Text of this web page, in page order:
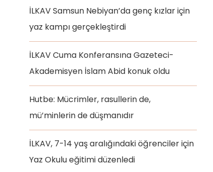
İLKAV Samsun Nebiyan’da genç kızlar için
yaz kampı gerçekleştirdi
İLKAV Cuma Konferansına Gazeteci-
Akademisyen İslam Abid konuk oldu
Hutbe: Mücrimler, rasullerin de,
mü’minlerin de düşmanıdır
İLKAV, 7-14 yaş aralığındaki öğrenciler için
Yaz Okulu eğitimi düzenledi